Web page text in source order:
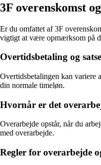
3F overenskomst
Er du omfattet af 3F
vigtigt at være opmærksom på
Overtidsbetaling og
Overtidsbetalingen kan variere
din normale timeløn.
Hvornår er det
Overarbejde opstår, når du
med overarbejde.
Regler for overarbejde